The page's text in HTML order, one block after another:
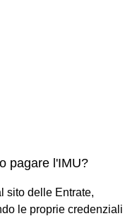
pagare l'IMU?
sito delle Entrate,
le proprie credenziali